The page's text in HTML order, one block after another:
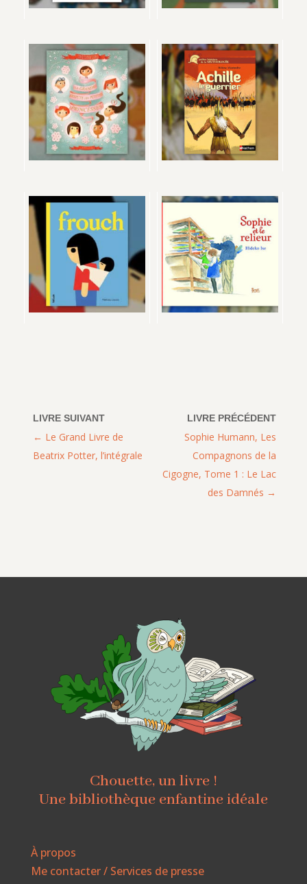
Sophie Humann, Les
Compagnons de la
Cigogne, Tome 1 : Le Lac
des Damnés
Le Grand Livre de
Beatrix Potter, l’intégrale
Chouette, un livre !
Une bibliothèque enfantine idéale
À propos
Me contacter / Services de presse